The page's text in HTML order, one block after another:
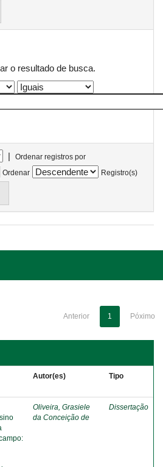
o resultado de busca.
|
Ordenar registros por
Ordenar
Registro(s)
Anterior 1 Póximo
Autor(es) Tipo
Oliveira, Grasiele
da Conceição de
Dissertação